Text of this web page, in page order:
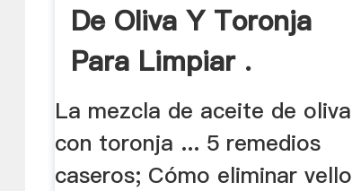
De Oliva Y Toronja
Para Limpiar .
La mezcla de aceite de oliva
con toronja ... 5 remedios
caseros; Cómo eliminar vello